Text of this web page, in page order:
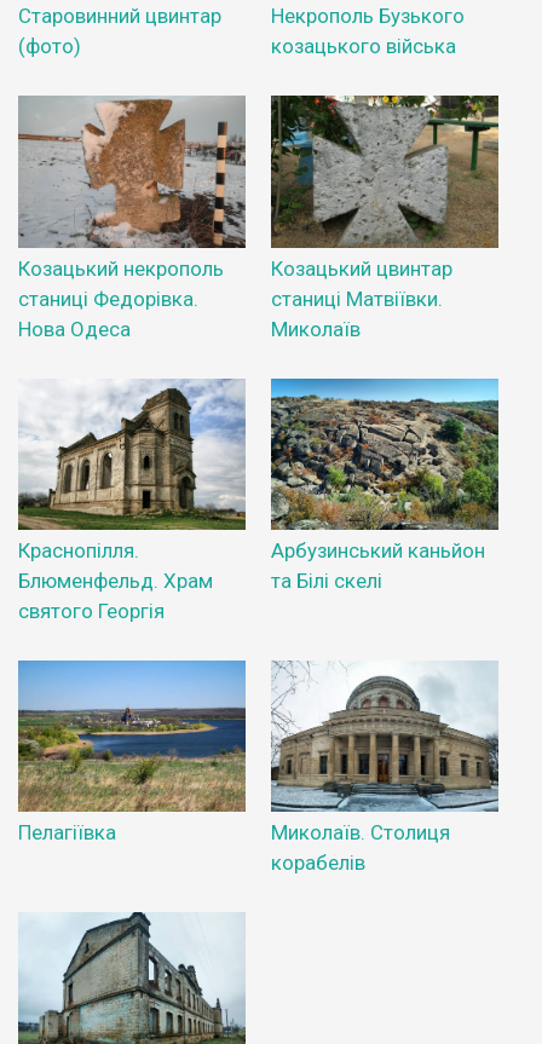
Старовинний цвинтар
(фото)
Некрополь Бузького
козацького війська
Козацький некрополь
станиці Федорівка.
Нова Одеса
Козацький цвинтар
станиці Матвіївки.
Миколаїв
Краснопілля.
Блюменфельд. Храм
святого Георгія
Арбузинський каньйон
та Білі скелі
Пелагіївка
Миколаїв. Столиця
корабелів